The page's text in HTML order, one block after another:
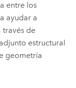
entre los
ayudar a
través de
estructural
geometría